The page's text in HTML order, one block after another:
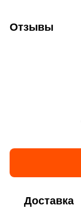
Отзывы
Доставка